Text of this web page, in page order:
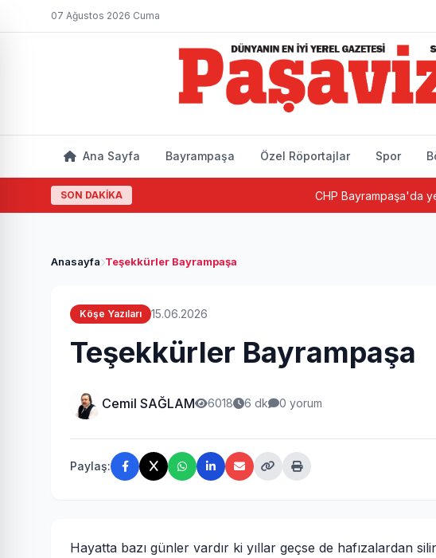
07 Ağustos 2026 Cuma
Ana Sayfa Bayrampaşa Özel Röportajlar Spor
SON DAKİKA CHP Bayrampaşa'da yeni
Anasayfa Teşekkürler Bayrampaşa
Köşe Yazıları 15.06.2026
Teşekkürler Bayrampaşa
Cemil SAĞLAM 6018 6 dk 0 yorum
Paylaş:
Hayatta bazı günler vardır ki yıllar geçse de hafızalardan